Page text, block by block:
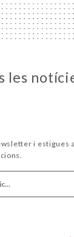
les
i estigues